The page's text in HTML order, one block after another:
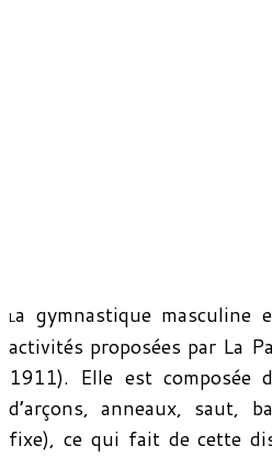
L a gymnastique masculine
activités proposées par La
1911). Elle est composée
d’arçons, anneaux, saut,
fixe), ce qui fait de cette